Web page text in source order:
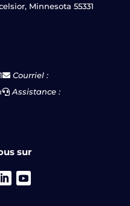
Minnesota 55331
Courriel :
Assistance :
sur